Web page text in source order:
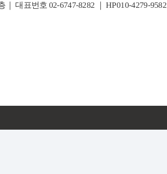
대표번호 02-6747-8282 ｜ HP 010-4279-9582